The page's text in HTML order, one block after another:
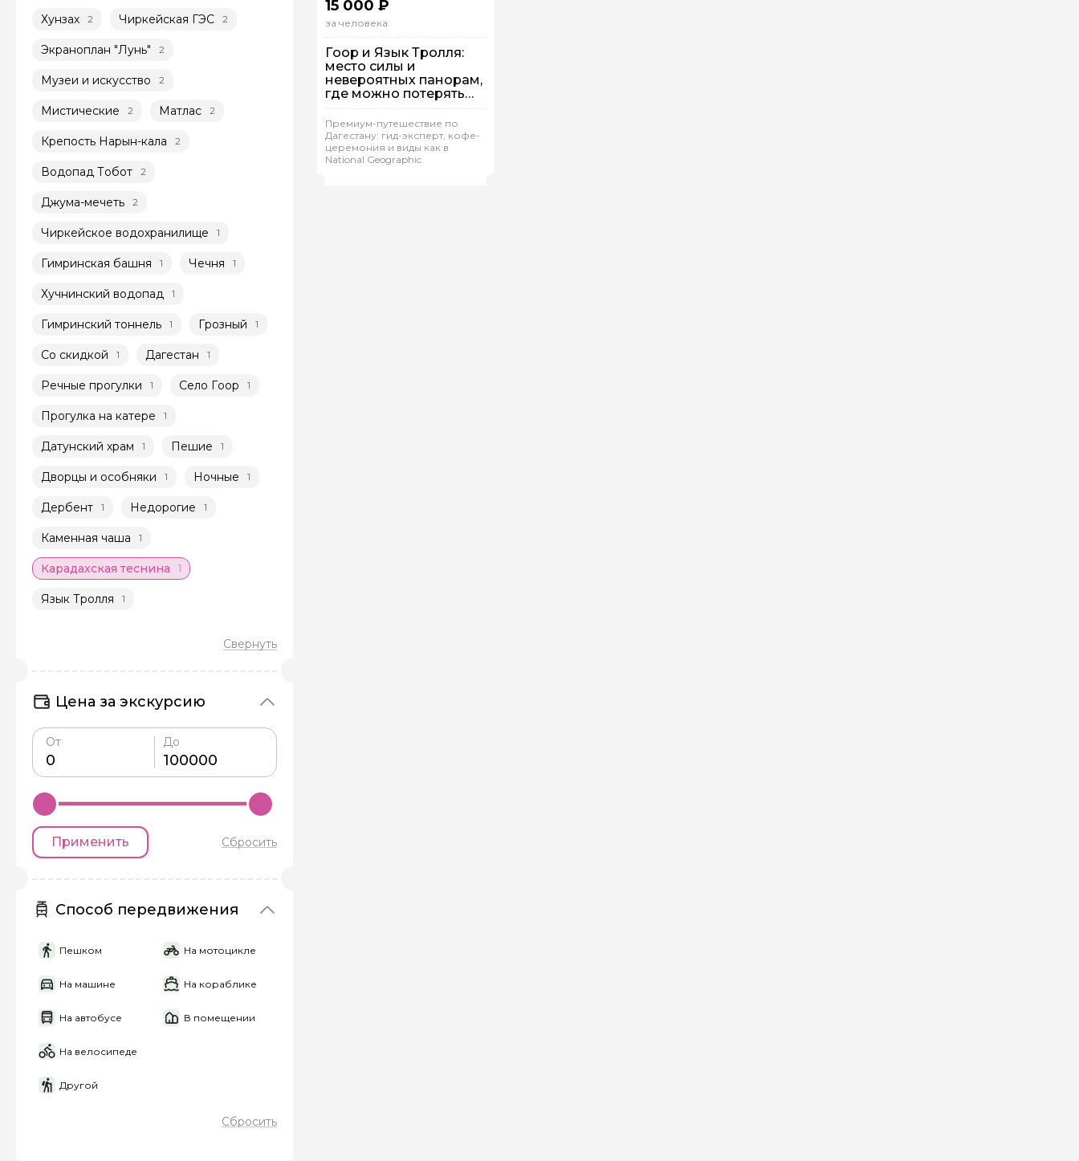
Хунзах 2 Чиркейская ГЭС 2
Экраноплан "Лунь" 2
Музеи и искусство 2
Мистические 2 Матлас 2
Крепость Нарын-кала 2
Водопад Тобот 2
Джума-мечеть 2
Чиркейское водохранилище 1
Гимринская башня 1 Чечня 1
Хучнинский водопад 1
Гимринский тоннель 1 Грозный 1
Со скидкой 1 Дагестан 1
Речные прогулки 1 Село Гоор 1
Прогулка на катере 1
Датунский храм 1 Пешие 1
Дворцы и особняки 1 Ночные 1
Дербент 1 Недорогие 1
Каменная чаша 1
Карадахская теснина 1
Язык Тролля 1
Цена за экскурсию
От До
Применить Сбросить
Способ передвижения
Пешком На мотоцикле
На машине На кораблике
На автобусе В помещении
На велосипеде
Другой
Сбросить
15 000 ₽
за человека
Гоор и Язык Тролля:
место силы и
невероятных панорам,
где можно потерять
голову от восторга
Премиум-путешествие по
Дагестану: гид-эксперт, кофе-
церемония и виды как в
National Geographic
Салман.А 249
Индивидуальная
На машине
Задайте свой вопрос гиду
Отправить